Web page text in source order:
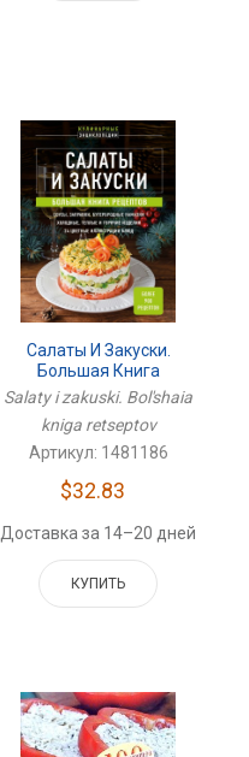
Салаты И Закуски.
Большая Книга
Рецептов
Salaty i zakuski. Bol'shaia
kniga retseptov
Артикул: 1481186
$32.83
Доставка за 14–20 дней
КУПИТЬ